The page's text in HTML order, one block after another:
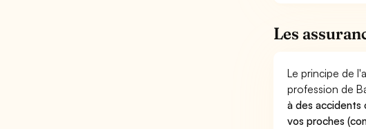
Les
Le principe de
profession de
à des accidents
vos proches